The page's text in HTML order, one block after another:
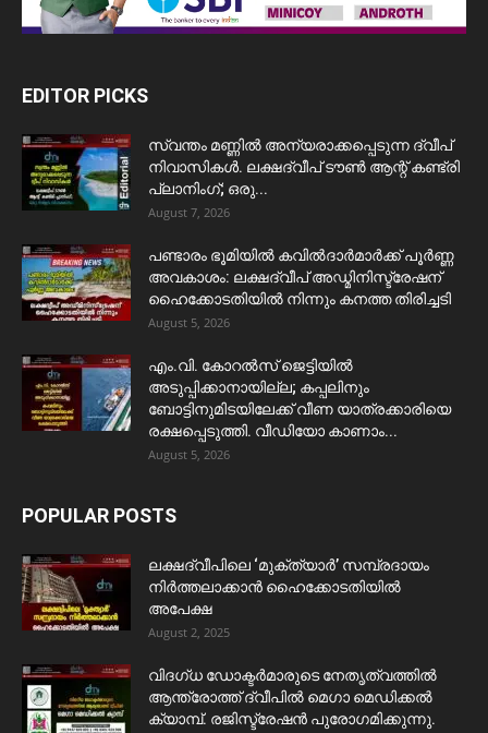
EDITOR PICKS
സ്വന്തം മണ്ണിൽ അന്യരാക്കപ്പെടുന്ന ദ്വീപ്
നിവാസികൾ. ലക്ഷദ്വീപ് ടൗൺ ആന്റ് കണ്ട്രി
പ്ലാനിംഗ്; ഒരു...
August 7, 2026
പണ്ടാരം ഭൂമിയിൽ കവിൽദാർമാർക്ക് പൂർണ്ണ
അവകാശം: ലക്ഷദ്വീപ് അഡ്മിനിസ്ട്രേഷന്
ഹൈക്കോടതിയിൽ നിന്നും കനത്ത തിരിച്ചടി
August 5, 2026
​എം.വി. കോറൽസ് ജെട്ടിയിൽ
അടുപ്പിക്കാനായില്ല; കപ്പലിനും
ബോട്ടിനുമിടയിലേക്ക് വീണ യാത്രക്കാരിയെ
രക്ഷപ്പെടുത്തി. വീഡിയോ കാണാം...
August 5, 2026
POPULAR POSTS
ലക്ഷദ്വീപിലെ ‘മുക്ത്യാർ’ സമ്പ്രദായം
നിർത്തലാക്കാൻ ഹൈക്കോടതിയിൽ
അപേക്ഷ
August 2, 2025
വിദഗ്ധ ഡോക്ടർമാരുടെ നേതൃത്വത്തിൽ
ആന്ത്രോത്ത് ദ്വീപിൽ മെഗാ മെഡിക്കൽ
ക്യാമ്പ്. രജിസ്ട്രേഷൻ പുരോഗമിക്കുന്നു.